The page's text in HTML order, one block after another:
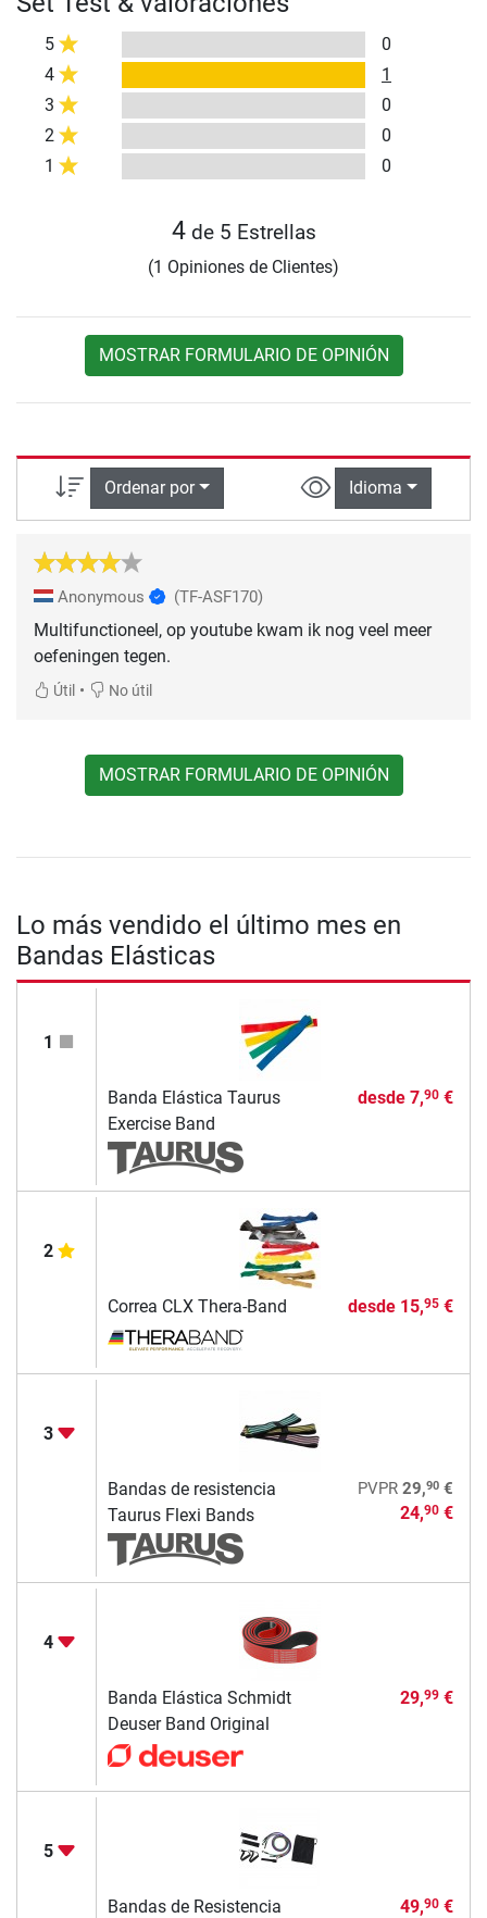
5
0
4
1
3
0
2
0
1
0
4de 5 Estrellas
(1 Opiniones de Clientes)
MOSTRAR FORMULARIO DE OPINIÓN
Ordenar por Idioma
Anonymous (TF-ASF170)
Multifunctioneel, op youtube kwam ik nog veel meer
oefeningen tegen.
Útil • No útil
MOSTRAR FORMULARIO DE OPINIÓN
Lo más vendido el último mes en
Bandas Elásticas
1
Banda Elástica Taurus
Exercise Band
desde 7,90€
2
Correa CLX Thera-Band desde 15,95€
3
Bandas de resistencia
Taurus Flexi Bands
PVPR 29,90€
24,90€
4
Banda Elástica Schmidt
Deuser Band Original
29,99€
5
Bandas de Resistencia
49,90€